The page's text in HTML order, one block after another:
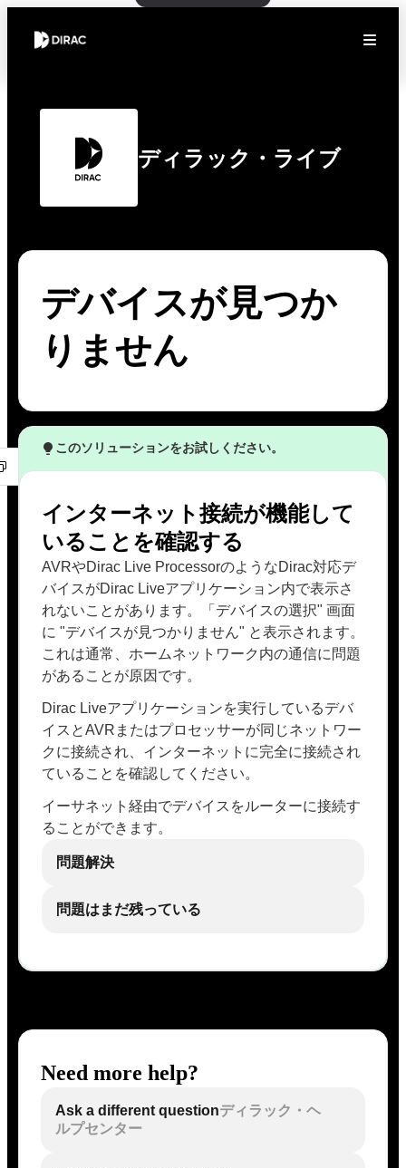
ディラック・ライブ
デバイスが見つか
りません
このソリューションをお試しください。
インターネット接続が機能して
いることを確認する
AVRやDirac Live ProcessorのようなDirac対応デ
バイスがDirac Liveアプリケーション内で表示さ
れないことがあります。「デバイスの選択" 画面
に "デバイスが見つかりません" と表示されます。
これは通常、ホームネットワーク内の通信に問題
があることが原因です。
Dirac Liveアプリケーションを実行しているデバ
イスとAVRまたはプロセッサーが同じネットワー
クに接続され、インターネットに完全に接続され
ていることを確認してください。
イーサネット経由でデバイスをルーターに接続す
ることができます。
問題解決
問題はまだ残っている
Need more help?
Ask a different questionディラック・ヘ
ルプセンター